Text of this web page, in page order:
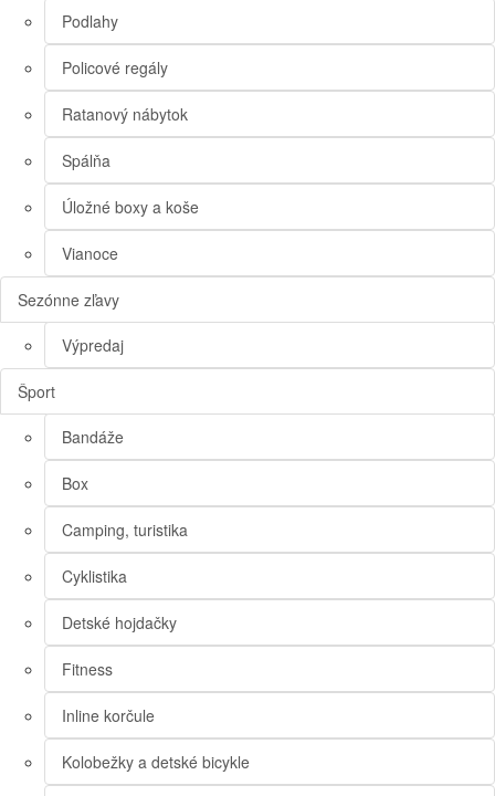
Podlahy
Policové regály
Ratanový nábytok
Spálňa
Úložné boxy a koše
Vianoce
Sezónne zľavy
Výpredaj
Šport
Bandáže
Box
Camping, turistika
Cyklistika
Detské hojdačky
Fitness
Inline korčule
Kolobežky a detské bicykle